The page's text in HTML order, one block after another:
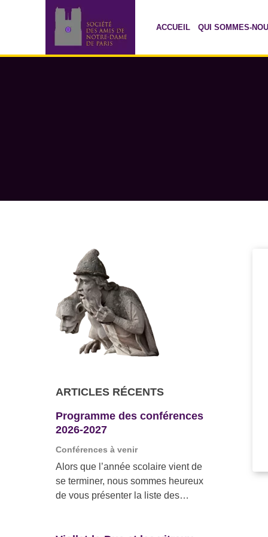
ACCUEIL QUI SOMMES-
ARTICLES RÉCENTS
Programme des conférences
2026-2027
Conférences à venir
Alors que l’année scolaire vient de
se terminer, nous sommes heureux
de vous présenter la liste des